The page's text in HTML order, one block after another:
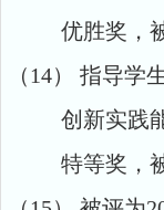
优胜奖，
（14） 指导学
创新实践
特等奖，